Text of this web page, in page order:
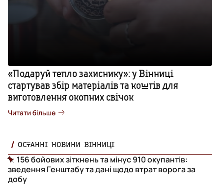
«Подаруй тепло захиснику»: у Вінниці
стартував збір матеріалів та коштів для
виготовлення окопних свічок
Читати більше
ОСТАННІ НОВИНИ ВІННИЦІ
156 бойових зіткнень та мінус 910 окупантів:
зведення Генштабу та дані щодо втрат ворога за
добу